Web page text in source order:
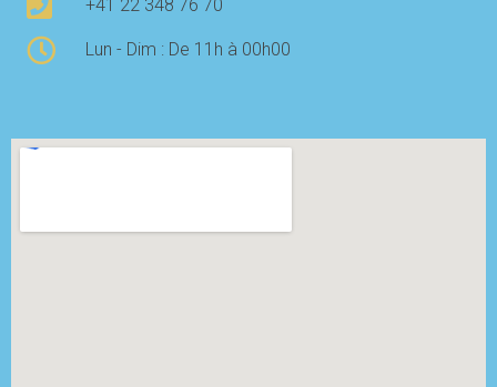
+41 22 348 76 70
Lun - Dim : De 11h à 00h00